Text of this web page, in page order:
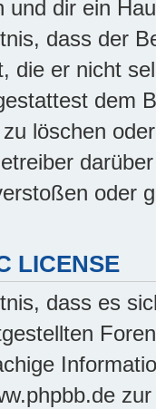
und dir ein
dass der
die er nicht
dem
löschen
oder
LICENSE
dass es